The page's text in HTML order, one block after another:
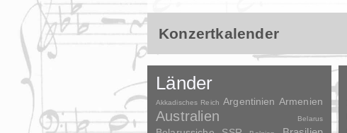
Konzertkalender
Länder
Akkadisches Reich Argentinien Armenien
Australien Belarus